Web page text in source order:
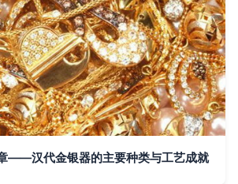
——汉代金银器的主要种类与工艺成就